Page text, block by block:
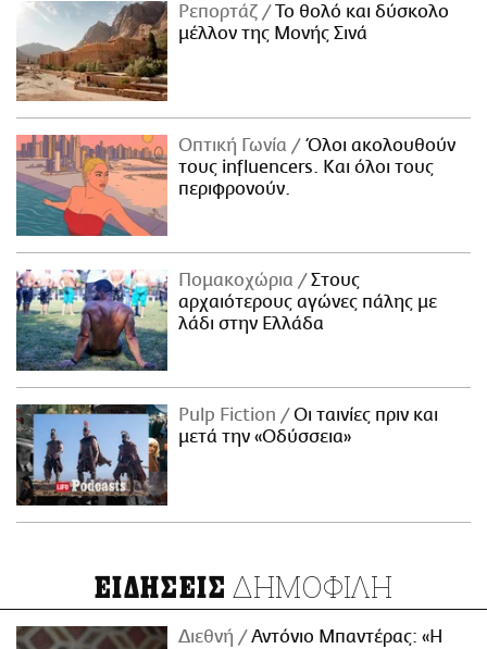
Ρεπορτάζ
Το θολό και δύσκολο
μέλλον της Μονής Σινά
Οπτική Γωνία
Όλοι ακολουθούν
τους influencers. Και όλοι τους
περιφρονούν.
Πομακοχώρια
Στους
αρχαιότερους αγώνες πάλης με
λάδι στην Ελλάδα
Pulp Fiction
Οι ταινίες πριν και
μετά την «Οδύσσεια»
ΕΙΔΗΣΕΙΣ ΔΗΜΟΦΙΛΗ
Διεθνή Αντόνιο Μπαντέρας: «Η